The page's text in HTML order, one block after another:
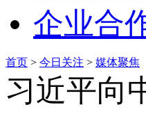
企业合
首页 > 今日关注 > 媒体聚焦
习近平向